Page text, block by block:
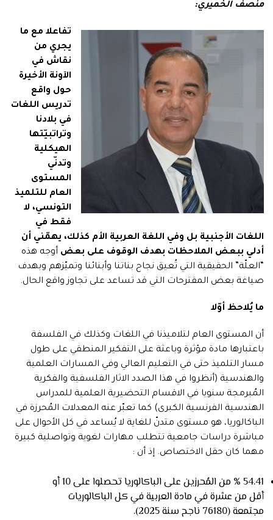
منصف الخميري:
تفاعلا مع ما
يجري من
نقاش في
الآونة الأخيرة
حول واقع
تدريس اللغات
في بلادنا
وتراتبيّتها
الهيكلية
وتدنّي
المستوى
العام للتلميذ
التونسي، لا
فقط في
اللغات الأجنبية بل وفي اللغة العربية الأم كذلك، يهمّني أن
أدلي ببعض الملاحظات بهدف الوقوف على بعض أوجه هذه
“العلّة” الحقيقية التي تُعيق نجاح بناتنا وأبنائنا وتميّزهم وبهدف
صياغة بعض المقترحات التي قد تساعد على تجاوز واقع الحال.
ما يُلاحظ أوّلا
أن المستوى العام لتلاميذنا في اللغات وكذلك في الفلسفة
باعتبارها مادة مؤثرة وباعثة على التفكير المنطقي على طول
مسار التلميذ حتى في التعليم العالي وفي المسارات العلمية
والهندسية (أنظروا في هذا الصدد الاثار الفلسفية والفكرية
المُبرمجة سنويا في الاقسام التحضيرية العلمية للمدراس
الهندسية الفرنسية الكبرى) كما تعبّر عنه المعدلات المُحرزة في
الباكالوريا، هو مستوى متدنّ للغاية لا يُساعد في كل الأحوال على
مباشرة دراسات جامعية تتطلب مهارات لغوية وتواصلية كبيرة
مهما كان حقل الاختصاص. إذ أن :
54.41 % من المُحرزين على الباكالوريا تحصلوا على 10 أو
أقل من عشرة في مادة العربية في كل الباكالوريات
مجتمعة (76180 ناجح سنة 2025).